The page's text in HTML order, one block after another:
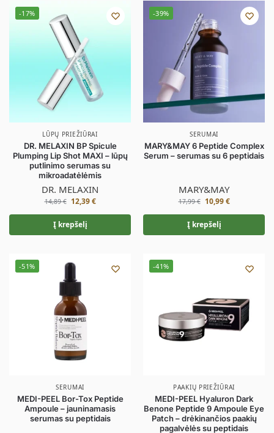
-17%
LŪPŲ PRIEŽIŪRAI
DR. MELAXIN BP Spicule
Plumping Lip Shot MAXI – lūpų
putlinimo serumas su
mikroadatėlėmis
DR. MELAXIN
14,89€ 12,39€
Į krepšelį
-39%
SERUMAI
MARY&MAY 6 Peptide Complex
Serum – serumas su 6 peptidais
MARY&MAY
17,99€ 10,99€
Į krepšelį
-51%
SERUMAI
MEDI-PEEL Bor-Tox Peptide
Ampoule – jauninamasis
serumas su peptidais
-41%
PAAKIŲ PRIEŽIŪRAI
MEDI-PEEL Hyaluron Dark
Benone Peptide 9 Ampoule Eye
Patch – drėkinančios paakių
pagalvėlės su peptidais